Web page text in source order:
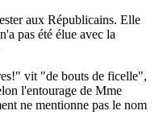
aux Républicains. Elle
pas été élue avec la
vit "de bouts de ficelle",
l'entourage de Mme
ne mentionne pas le nom